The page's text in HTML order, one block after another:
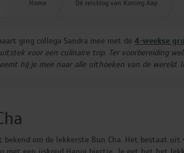
Home Dé reisblog van Koning Aap
ging collega Sandra mee met de 4-weekse
voor een culinaire trip. Ter voorbereiding
hij je mee naar alle uithoeken van de wereld.
bekend om de lekkerste Bun Cha. Het bestaat